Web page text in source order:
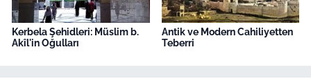
Kerbela Şehidleri: Müslim b.
Akîl'in Oğulları
Antik ve Modern Cahiliyetten
Teberri